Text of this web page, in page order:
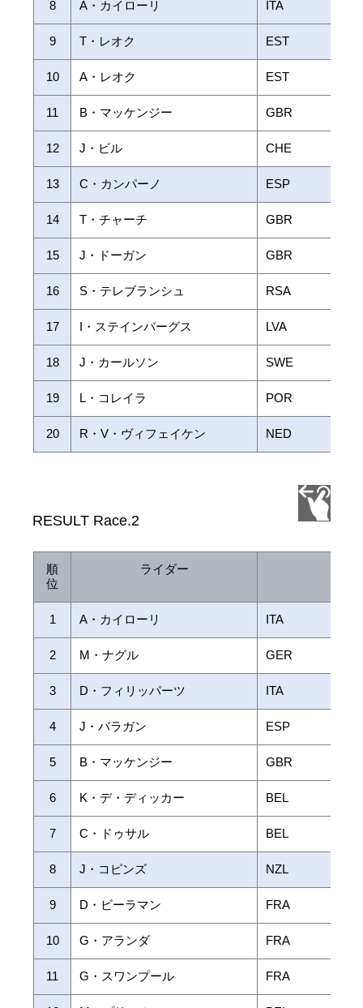
8 A・カイローリ ITA
9 T・レオク EST
10 A・レオク EST
11 B・マッケンジー GBR
12 J・ビル CHE
13 C・カンパーノ ESP
14 T・チャーチ GBR
15 J・ドーガン GBR
16 S・テレブランシュ RSA
17 I・ステインバーグス LVA
18 J・カールソン SWE
19 L・コレイラ POR
20 R・V・ヴィフェイケン NED
RESULT Race.2
順
位
ライダー
1 A・カイローリ ITA
2 M・ナグル GER
3 D・フィリッパーツ ITA
4 J・バラガン ESP
5 B・マッケンジー GBR
6 K・デ・ディッカー BEL
7 C・ドゥサル BEL
8 J・コピンズ NZL
9 D・ビーラマン FRA
10 G・アランダ FRA
11 G・スワンプール FRA